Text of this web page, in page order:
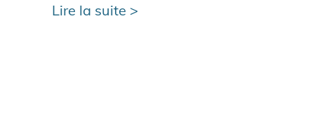
Lire la suite